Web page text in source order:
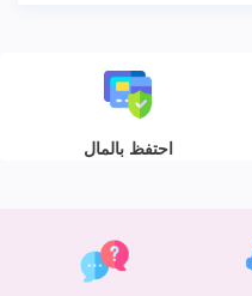
احتفظ بالمال